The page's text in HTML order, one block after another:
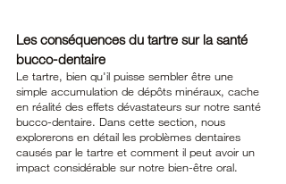
Les conséquences du tartre sur la santé
bucco-dentaire
Le tartre, bien qu'il puisse sembler être une
simple accumulation de dépôts minéraux, cache
en réalité des effets dévastateurs sur notre santé
bucco-dentaire. Dans cette section, nous
explorerons en détail les problèmes dentaires
causés par le tartre et comment il peut avoir un
impact considérable sur notre bien-être oral.